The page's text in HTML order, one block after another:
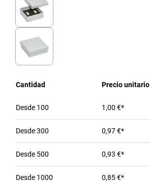
Cantidad Precio unitario
Desde 100 1,00 €*
Desde300 0,97 €*
Desde 500 0,93 €*
Desde 1000 0,85 €*